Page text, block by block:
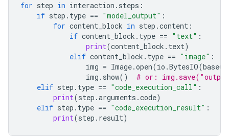
for step in interaction . steps :
if step . type == "model_output" :
for content_block in step .content :
if content_block . type == "text" :
print(content_block . text)
elif content_block . type == "image" :
img = Image.open(io .BytesIO(base64
img . show()
# or:
elif step . type == "code_execution_call" :
print(step .arguments .code)
elif step . type == "code_execution_result" :
print(step . result)